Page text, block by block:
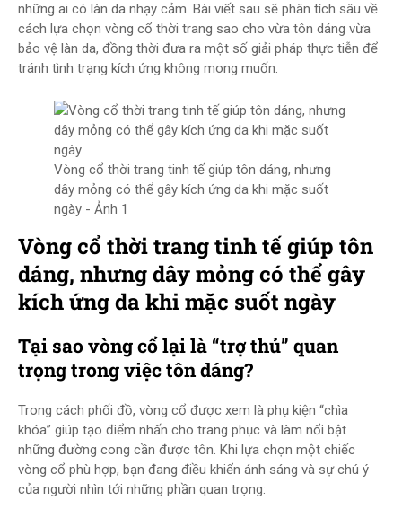
những ai có làn da nhạy cảm. Bài viết sau sẽ phân tích sâu về
cách lựa chọn vòng cổ thời trang sao cho vừa tôn dáng vừa
bảo vệ làn da, đồng thời đưa ra một số giải pháp thực tiễn để
tránh tình trạng kích ứng không mong muốn.
Vòng cổ thời trang tinh tế giúp tôn dáng, nhưng
dây mỏng có thể gây kích ứng da khi mặc suốt
ngày - Ảnh 1
Vòng cổ thời trang tinh tế giúp tôn
dáng, nhưng dây mỏng có thể gây
kích ứng da khi mặc suốt ngày
Tại sao vòng cổ lại là “trợ thủ” quan
trọng trong việc tôn dáng?
Trong cách phối đồ, vòng cổ được xem là phụ kiện “chìa
khóa” giúp tạo điểm nhấn cho trang phục và làm nổi bật
những đường cong cần được tôn. Khi lựa chọn một chiếc
vòng cổ phù hợp, bạn đang điều khiển ánh sáng và sự chú ý
của người nhìn tới những phần quan trọng: